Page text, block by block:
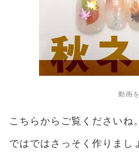
動画
こちらからご覧くださいね。
ではではさっそく作りまし